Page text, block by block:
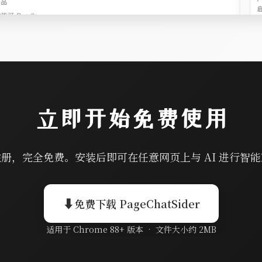
立即开始免费使用
，完全免费。安装后即可在任意网页上与 AI 进行智
⬇免费下载 PageChatSider
适用于 Chrome 88+ 版本 • 文件大小约 2MB